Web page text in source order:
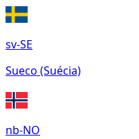
sv-SE
Sueco (Suécia)
nb-NO